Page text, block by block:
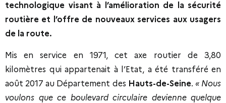
technologique visant à l’amélioration de la sécurité
routière et l’offre de nouveaux services aux usagers
de la route.
Mis en service en 1971, cet axe routier de 3,80
kilomètres qui appartenait à l’Etat, a été transféré en
août 2017 au Département des Hauts-de-Seine. « Nous
voulons que ce boulevard circulaire devienne quelque